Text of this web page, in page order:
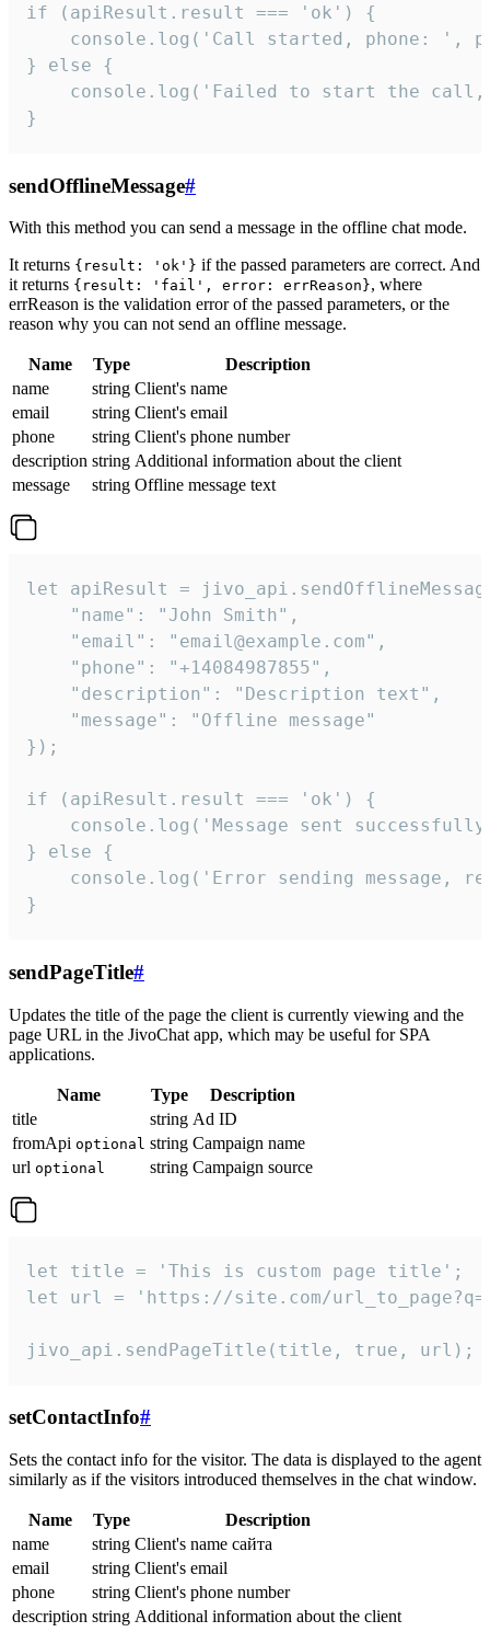
if (apiResult.result === 'ok') {
console.log('Call started, phone: ',
} else {
console.log('Failed to start the
}
sendOfflineMessage#
With this method you can send a message in the offline chat mode.
It returns {result: 'ok'} if the passed parameters are correct. And
it returns {result: 'fail', error: errReason}, where
errReason is the validation error of the passed parameters, or the
reason why you can not send an offline message.
Name Type
Description
name
string Client's name
email
string Client's email
phone
string Client's phone number
description string Additional information about the client
message
string Offline message text
let apiResult =
    "name": "John Smith",
    "email": "email@example.com",
    "phone": "+14084987855",
    "description": "Description text",
    "message": "Offline message"
});
if (apiResult.result === 'ok') {
console.log('Message sent
} else {
console.log('Error sending message,
}
sendPageTitle#
Updates the title of the page the client is currently viewing and the
page URL in the JivoChat app, which may be useful for SPA
applications.
Name Type
Description
title
string Ad ID
fromApi optional string Campaign name
url optional string Campaign source
let title = 'This is custom page title';
let url = 'https://site.com/
jivo_api.sendPageTitle(title, true, url);
setContactInfo#
Sets the contact info for the visitor. The data is displayed to the agent
similarly as if the visitors introduced themselves in the chat window.
Name Type
Description
name
string Client's name сайта
email
string Client's email
phone
string Client's phone number
description string Additional information about the client